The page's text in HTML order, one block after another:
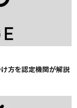
方を認定機関が解説